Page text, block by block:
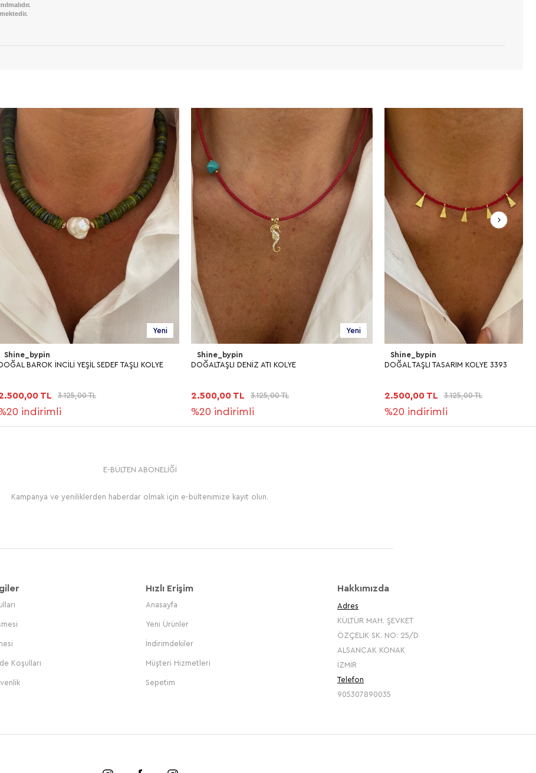
İNCİLİ YEŞİL SEDEF TAŞLI KOLYE
3.125,00 TL
Yeni
DOĞALTAŞLI DENİZ ATI KOLYE
2.500,00 TL 3.125,00 TL
indirimli
Yeni
DOĞAL TAŞLI TASARIM KOLYE 3393
2.500,00 TL 3.125,00 TL
indirimli
E-BÜLTEN ABONELİĞİ
Kampanya ve yeniliklerden haberdar olmak için e-bültenimize kayıt olun.
Koşulları
Hızlı Erişim
Anasayfa
Yeni Ürünler
İndirimdekiler
Müşteri Hizmetleri
Sepetim
Hakkımızda
Adres
KÜLTÜR MAH. ŞEVKET
ÖZÇELİK SK. NO: 25/D
ALSANCAK KONAK
İZMİR
Telefon
905307890035